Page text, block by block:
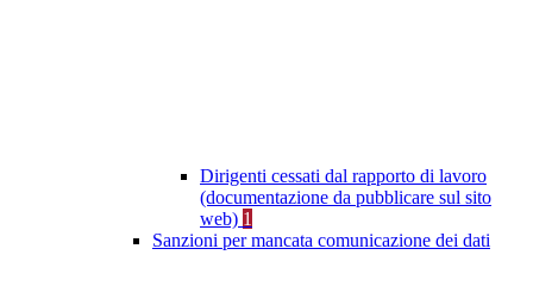
Dirigenti cessati dal rapporto di lavoro
(documentazione da pubblicare sul sito
web) 1
Sanzioni per mancata comunicazione dei dati